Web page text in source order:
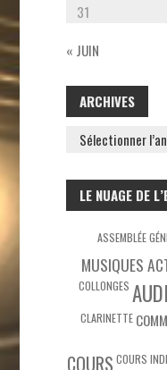
31
« JUIN
ARCHIVES
ARCHIVES
LE NUAGE DE
ASSEMBLÉE
MUSIQUES
COLLONGES
CLARINETTE
COURS COURS